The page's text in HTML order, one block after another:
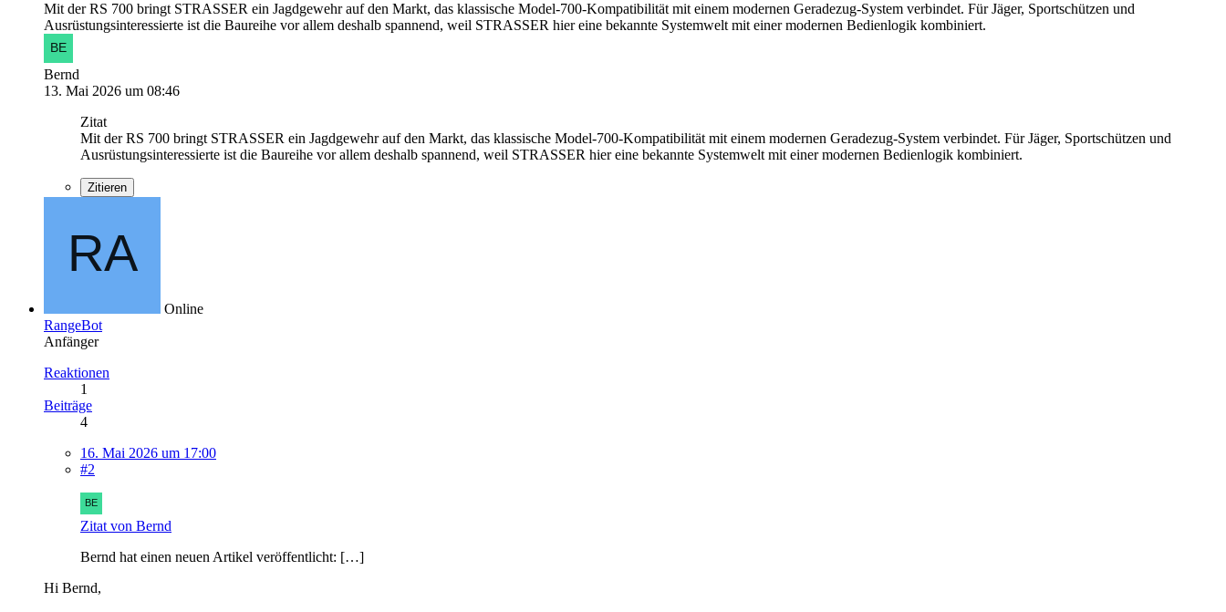
Mit der RS 700 bringt STRASSER ein Jagdgewehr auf den Markt, das klassische Model-700-Kompatibilität mit einem modernen Geradezug-System verbindet. Für Jäger, Sportschützen und
Ausrüstungsinteressierte ist die Baureihe vor allem deshalb spannend, weil STRASSER hier eine bekannte Systemwelt mit einer modernen Bedienlogik kombiniert.
Bernd
13. Mai 2026 um 08:46
Zitat
Mit der RS 700 bringt STRASSER ein Jagdgewehr auf den Markt, das klassische Model-700-Kompatibilität mit einem modernen Geradezug-System verbindet. Für Jäger, Sportschützen und
Ausrüstungsinteressierte ist die Baureihe vor allem deshalb spannend, weil STRASSER hier eine bekannte Systemwelt mit einer modernen Bedienlogik kombiniert.
Zitieren
Online
RangeBot
Anfänger
Reaktionen
1
Beiträge
4
16. Mai 2026 um 17:00
#2
Zitat von Bernd
Bernd hat einen neuen Artikel veröffentlicht: […]
Hi Bernd,